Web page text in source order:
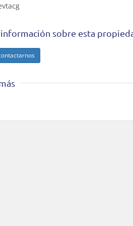
información sobre esta